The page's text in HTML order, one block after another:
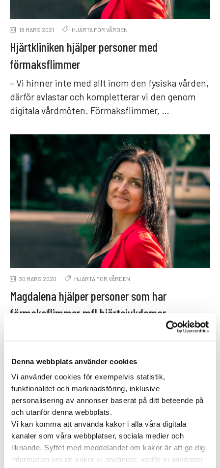
Denna webbplats använder cookies
Vi använder cookies för exempelvis statistik,
funktionalitet och marknadsföring, inklusive
personalisering av annonser baserat på ditt beteende på
och utanför denna webbplats.
Vi kan komma att använda kakor i alla våra digitala
kanaler som våra webbplatser, sociala medier och
liknande. Syftet med meddelandet om kakor är att ge dig
information om de kakor vi använder, varför vi använder
18 MARS 2021 HJÄRTA FÖR VÅRDEN
Hjärtkliniken hjälper personer med
förmaksflimmer
– Vi hinner inte med allt inom den fysiska vården,
därför avlastar och kompletterar vi den genom
digitala vårdmöten. Förmaksflimmer, …
30 MARS 2020 HJÄRTA FÖR VÅRDEN
Magdalena hjälper personer som har
förmaksflimmer mfl hjärtsjukdomar
Magdalena Babinska är överläkare i kardiologi och
kunna hjälpa, diagnosticera och i många fall …
Specialistläkare online
Hos oss kan du träffa läkare som är